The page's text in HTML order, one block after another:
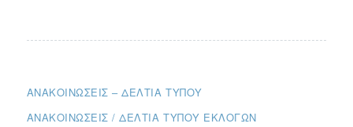
ΑΝΑΚΟΙΝΏΣΕΙΣ – ΔΕΛΤΊΑ ΤΎΠΟΥ
ΑΝΑΚΟΙΝΏΣΕΙΣ / ΔΕΛΤΊΑ ΤΎΠΟΥ ΕΚΛΟΓΏΝ